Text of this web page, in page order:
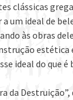
clássicas
a um ideal de
às obras
ideal do que
da